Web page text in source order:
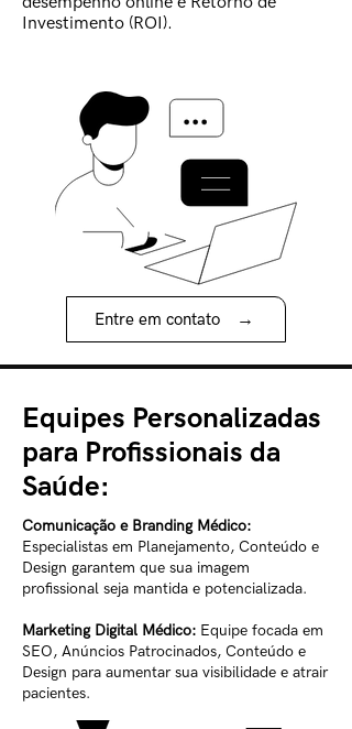
Investimento (ROI).
Entre em contato →
Equipes Personalizadas
para Profissionais da
Saúde:
Comunicação e Branding Médico:
Especialistas em Planejamento, Conteúdo e
Design garantem que sua imagem
profissional seja mantida e potencializada.
Marketing Digital Médico: Equipe focada em
SEO, Anúncios Patrocinados, Conteúdo e
Design para aumentar sua visibilidade e atrair
pacientes.